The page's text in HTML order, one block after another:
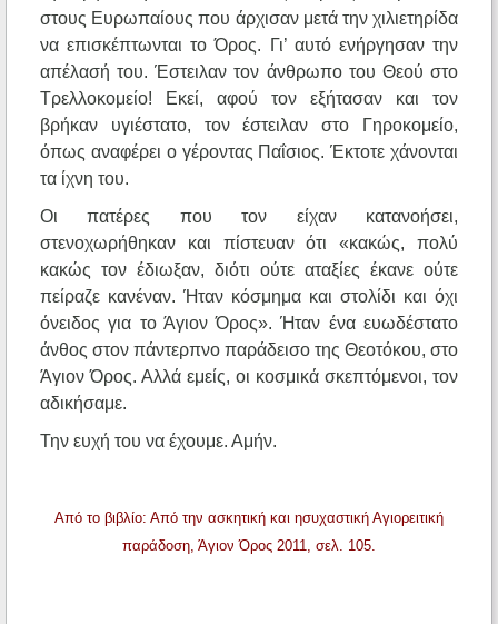
στους Ευρωπαίους που άρχισαν μετά την χιλιετηρίδα
να επισκέπτωνται το Όρος. Γι’ αυτό ενήργησαν την
απέλασή του. Έστειλαν τον άνθρωπο του Θεού στο
Τρελλοκομείο! Εκεί, αφού τον εξήτασαν και τον
βρήκαν υγιέστατο, τον έστειλαν στο Γηροκομείο,
όπως αναφέρει ο γέροντας Παΐσιος. Έκτοτε χάνονται
τα ίχνη του.
Οι πατέρες που τον είχαν κατανοήσει,
στενοχωρήθηκαν και πίστευαν ότι «κακώς, πολύ
κακώς τον έδιωξαν, διότι ούτε αταξίες έκανε ούτε
πείραζε κανέναν. Ήταν κόσμημα και στολίδι και όχι
όνειδος για το Άγιον Όρος». Ήταν ένα ευωδέστατο
άνθος στον πάντερπνο παράδεισο της Θεοτόκου, στο
Άγιον Όρος. Αλλά εμείς, οι κοσμικά σκεπτόμενοι, τον
αδικήσαμε.
Την ευχή του να έχουμε. Αμήν.
Από το βιβλίο: Από την ασκητική και ησυχαστική Αγιορειτική
παράδοση, Άγιον Όρος 2011, σελ. 105.